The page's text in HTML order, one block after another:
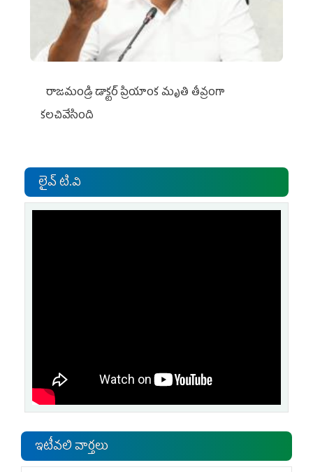
రాజమండ్రి డాక్టర్‌ ప్రియాంక మృతి తీవ్రంగా
కలచివేసింది
లైవ్ టి.వి
ఇటీవలి వార్తలు